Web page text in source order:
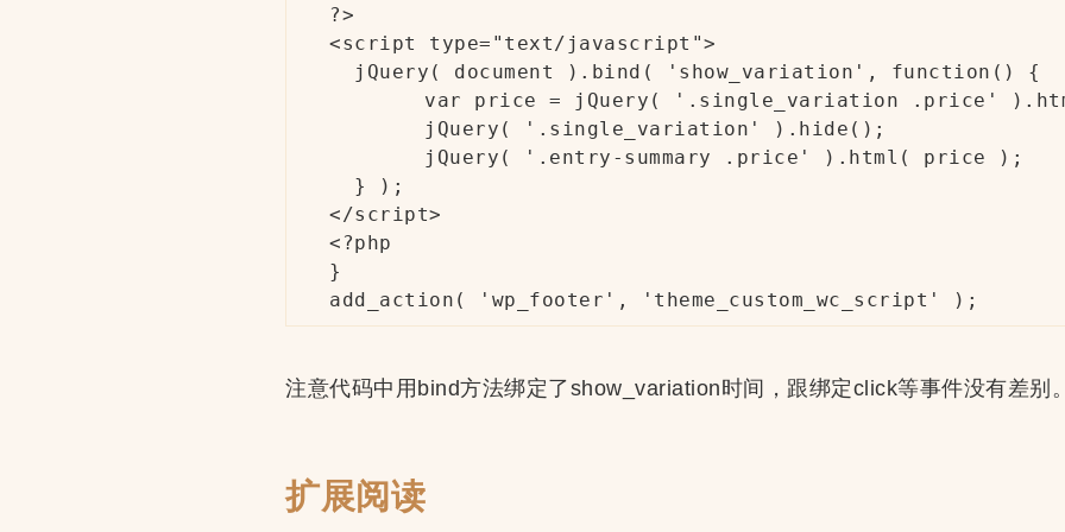
?>
<script type="text/javascript">
  jQuery( document ).bind( 'show_variation', function() {
  } );
</script>
<?php
}
add_action( 'wp_footer', 'theme_custom_wc_script' );
注意代码中用bind方法绑定了show_variation时间，跟绑定click等事件没有差别
扩展阅读